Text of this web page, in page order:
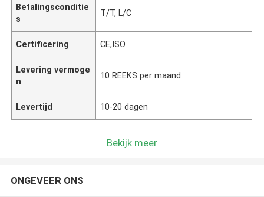
Betalingsconditie
s
T/T, L/C
Certificering CE,ISO
Levering vermoge
n
10 REEKS per maand
Levertijd 10-20 dagen
Bekijk meer
ONGEVEER ONS